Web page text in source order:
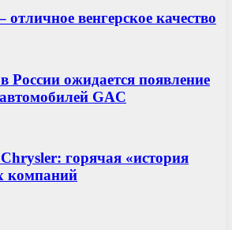
отличное венгерское качество
России ожидается появление
GAC
горячая «история
компаний